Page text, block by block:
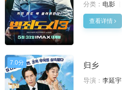
分类： 电影
查看详情
7.0分 归乡
导演： 李延宇